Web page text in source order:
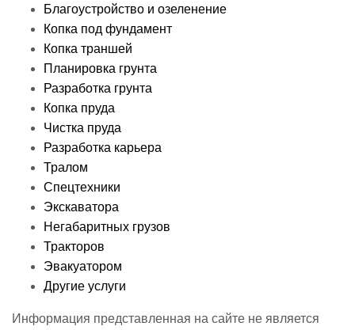
Благоустройство и озеленение
Копка под фундамент
Копка траншей
Планировка грунта
Разработка грунта
Копка пруда
Чистка пруда
Разработка карьера
Тралом
Спецтехники
Экскаватора
Негабаритных грузов
Тракторов
Эвакуатором
Другие услуги
Информация представленная на сайте не является